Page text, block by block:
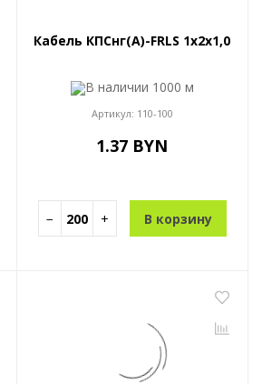
Кабель КПСнг(A)-FRLS 1x2x1,0
В наличии 1000 м
Артикул: 110-100
1.37 BYN
− + В корзину